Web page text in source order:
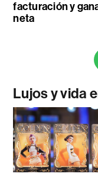
facturación y
neta
Lujos y vida